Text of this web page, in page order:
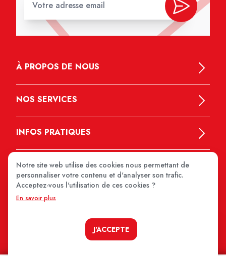
À PROPOS DE NOUS
NOS SERVICES
INFOS PRATIQUES
Notre site web utilise des cookies nous permettant de
personnaliser votre contenu et d'analyser son trafic.
Acceptez-vous l'utilisation de ces cookies ?
En savoir plus
J'ACCEPTE